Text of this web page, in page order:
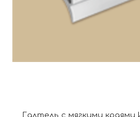
Галтель с мягкими краями